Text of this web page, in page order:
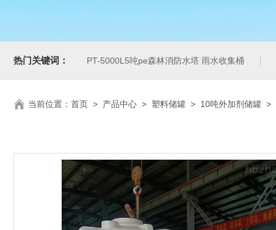
热门关键词： PT-5000L5吨pe森林消防水塔 雨水收集桶
当前位置： 首页 > 产品中心 > 塑料储罐 > 10吨外加剂储罐 >